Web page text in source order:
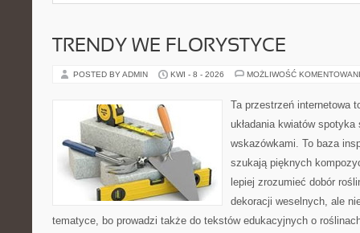
TRENDY WE FLORYSTYCE
POSTED BY ADMIN KWI - 8 - 2026 MOŻLIWOŚĆ
Ta przestrzeń internetowa
układania kwiatów
wskazówkami. To baza
szukają pięknych
lepiej zrozumieć dobór
dekoracji weselnych, ale
tematyce, bo prowadzi także do tekstów edukacyjnych o